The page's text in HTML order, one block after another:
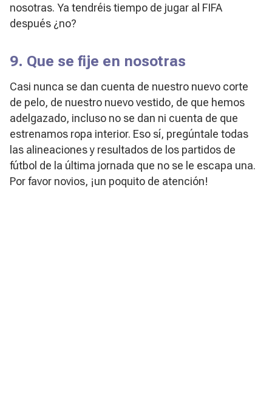
nosotras. Ya tendréis tiempo de jugar al FIFA
después ¿no?
9. Que se fije en nosotras
Casi nunca se dan cuenta de nuestro nuevo corte
de pelo, de nuestro nuevo vestido, de que hemos
adelgazado, incluso no se dan ni cuenta de que
estrenamos ropa interior. Eso sí, pregúntale todas
las alineaciones y resultados de los partidos de
fútbol de la última jornada que no se le escapa una.
Por favor novios, ¡un poquito de atención!